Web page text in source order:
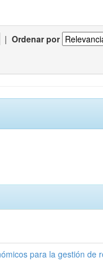
| Ordenar por
para la gestión de